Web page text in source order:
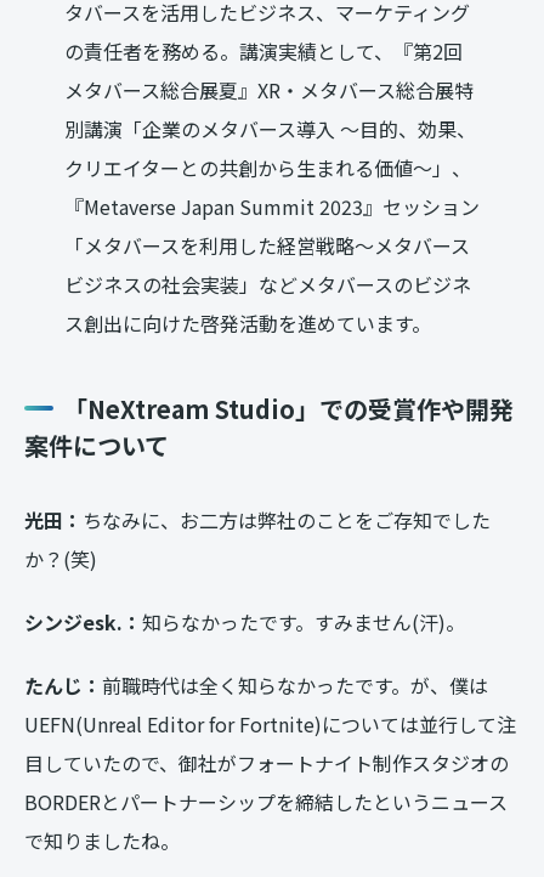
タバースを活用したビジネス、マーケティング
の責任者を務める。講演実績として、『第2回
メタバース総合展夏』XR・メタバース総合展特
別講演「企業のメタバース導入 〜目的、効果、
クリエイターとの共創から生まれる価値〜」、
『Metaverse Japan Summit 2023』セッション
「メタバースを利用した経営戦略〜メタバース
ビジネスの社会実装」などメタバースのビジネ
ス創出に向けた啓発活動を進めています。
「NeXtream Studio」での受賞作や開発
案件について
光田： ちなみに、お二方は弊社のことをご存知でした
か？(笑)
シンジesk.： 知らなかったです。すみません(汗)。
たんじ： 前職時代は全く知らなかったです。が、僕は
UEFN(Unreal Editor for Fortnite)については並行して注
目していたので、御社がフォートナイト制作スタジオの
BORDERとパートナーシップを締結したというニュース
で知りましたね。